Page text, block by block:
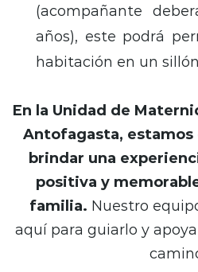
(acompañante
años), este podrá
habitación en un
En la Unidad de
Antofagasta,
brindar una
positiva y
familia. Nuestro
aquí para guiarlo y